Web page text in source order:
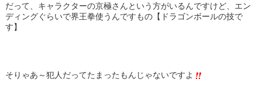
だって、キャラクターの京極さんという方がいるんですけど、エン
ディングぐらいで界王拳使うんですもの【ドラゴンボールの技で
す】
そりゃあ～犯人だってたまったもんじゃないですよ